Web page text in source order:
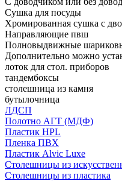
Сушка для посуды
Хромированная сушка с
Направляющие пвш
Полновыдвижные
Дополнительно можно
лоток для стол. приборов
тандембоксы
столешница из камня
бутылочница
ЛДСП
Полотно АГТ (МДФ)
Пластик HPL
Пленка ПВХ
Пластик Alvic Luxe
Столешницы из
Столешницы из пластика